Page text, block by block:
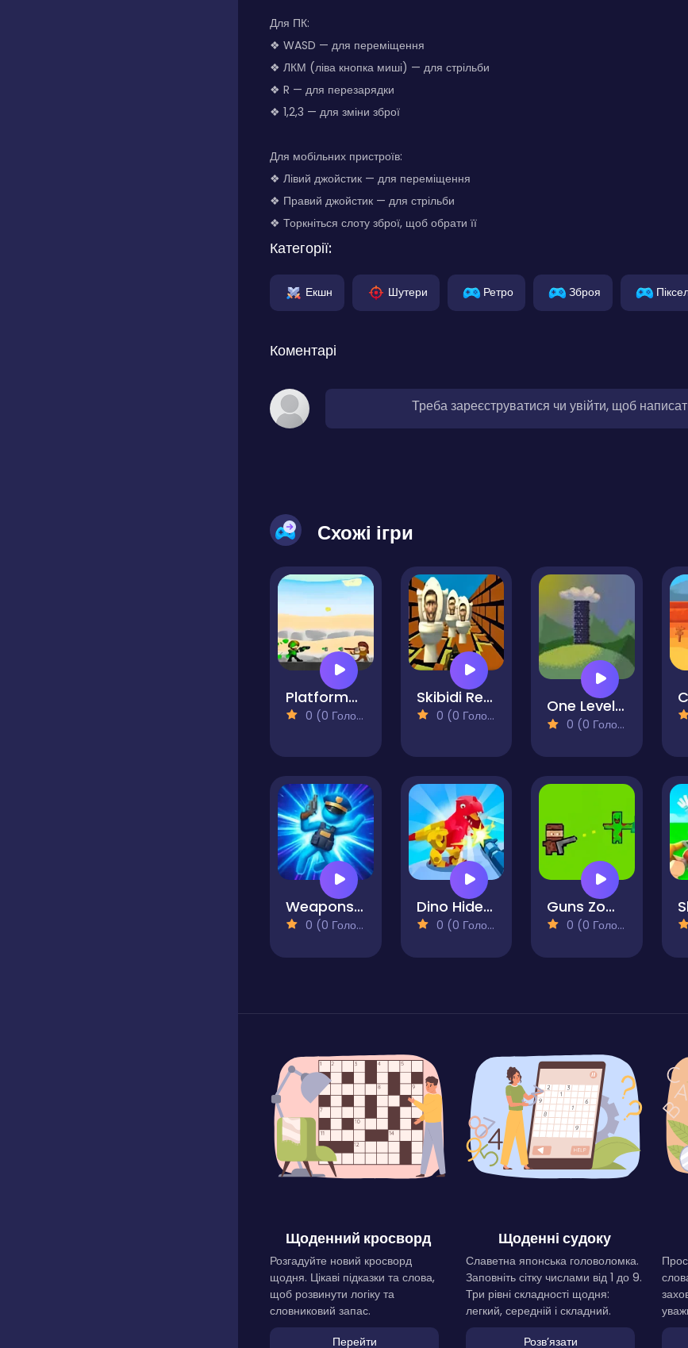
Для ПК:
❖ WASD — для переміщення
❖ ЛКМ (ліва кнопка миші) — для стрільби
❖ R — для перезарядки
❖ 1,2,3 — для зміни зброї
Для мобільних пристроїв:
❖ Лівий джойстик — для переміщення
❖ Правий джойстик — для стрільби
❖ Торкніться слоту зброї, щоб обрати її
Категорії:
Екшн Шутери Ретро Зброя
Коментарі
Треба зареєструватися чи увійти, щоб
Схожі ігри
Platformer War Day
0 (0 Голосів)
Skibidi Retro FPS
0 (0 Голосів) One Level Tower
0 (0 Голосів)
Weapons and Ragdolls
0 (0 Голосів)
Dino Hide N Shoot
0 (0 Голосів)
Guns Zombie
0 (0 Голосів)
Щоденний кросворд
Розгадуйте новий кросворд
щодня. Цікаві підказки та слова,
щоб розвинути логіку та
словниковий запас.
Перейти
Щоденні судоку
Славетна японська головоломка.
Заповніть сітку числами від 1 до 9.
Три рівні складності щодня:
легкий, середній і складний.
Розвʼязати